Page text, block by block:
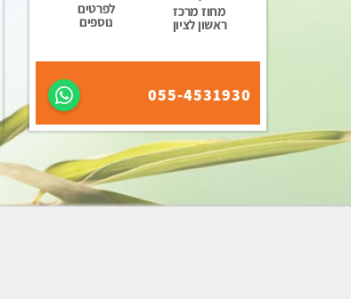
מחוז מרכז
ראשון לציון
לפרטים
נוספים
055-4531930